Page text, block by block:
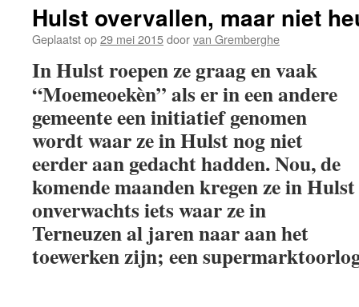
Hulst overvallen, maar niet
Geplaatst op29 mei 2015doorvan Gremberghe
In Hulst roepen ze graag en vaak
“Moemeoekèn” als er in een andere
gemeente een initiatief genomen
wordt waar ze in Hulst nog niet
eerder aan gedacht hadden. Nou, de
komende maanden kregen ze in Hulst
onverwachts iets waar ze in
Terneuzen al jaren naar aan het
toewerken zijn; een